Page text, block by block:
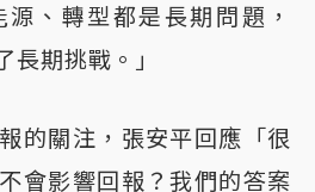
、轉型都是長期問題，
長期挑戰。」
的關注，張安平回應「很
會影響回報？我們的答案